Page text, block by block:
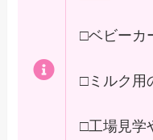
□ベビーカ
□ミルク用
□工場見学